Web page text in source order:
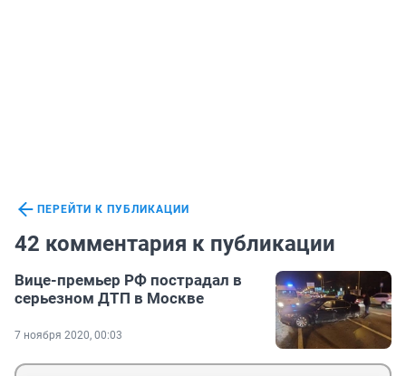
ПЕРЕЙТИ К ПУБЛИКАЦИИ
42 комментария к публикации
Вице-премьер РФ пострадал в
серьезном ДТП в Москве
7 ноября 2020, 00:03